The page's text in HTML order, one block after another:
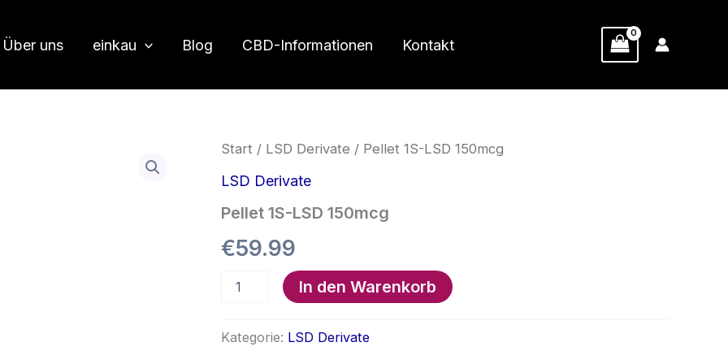
Über uns einkau Blog CBD-Informationen Kontakt
Start / LSD Derivate / Pellet 1S-LSD 150mcg
LSD Derivate
Pellet 1S-LSD 150mcg
€59.99
Menge
In den Warenkorb
Kategorie: LSD Derivate